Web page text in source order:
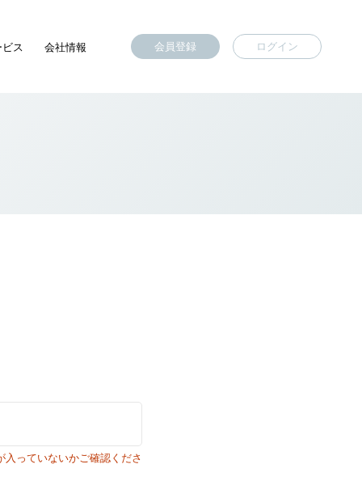
ス 会社情報 会員登録 ログイン
っていないかご確認くださ